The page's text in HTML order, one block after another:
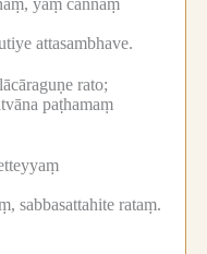
attasambhave.
rato;
paṭhamaṃ
sabbasattahite rataṃ.